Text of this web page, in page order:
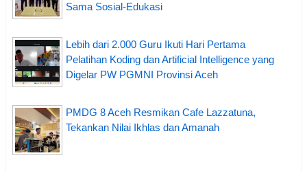
Sama Sosial-Edukasi
Lebih dari 2.000 Guru Ikuti Hari Pertama
Pelatihan Koding dan Artificial Intelligence yang
Digelar PW PGMNI Provinsi Aceh
PMDG 8 Aceh Resmikan Cafe Lazzatuna,
Tekankan Nilai Ikhlas dan Amanah